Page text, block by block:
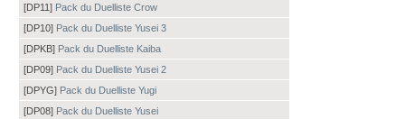
[DP11] Pack du Duelliste Crow
[DP10] Pack du Duelliste Yusei 3
[DPKB] Pack du Duelliste Kaiba
[DP09] Pack du Duelliste Yusei 2
[DPYG] Pack du Duelliste Yugi
[DP08] Pack du Duelliste Yusei